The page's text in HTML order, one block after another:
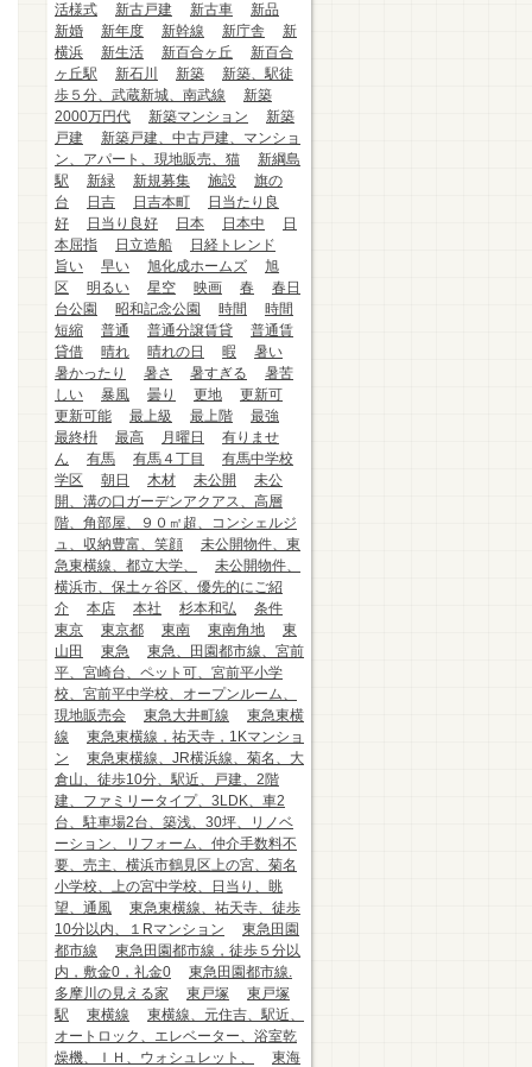
活様式
新古戸建 新古車
新品
新婚
新年度 新幹線 新庁舎
新
横浜
新生活 新百合ヶ丘
新百合
ヶ丘駅
新石川 新築
新築、駅徒
歩５分、武蔵新城、南武線
新築
2000万円代
新築マンション
新築
戸建
新築戸建、中古戸建、マンショ
ン、アパート、現地販売、猫
新綱島
駅
新緑 新規募集 施設
旗の
台
日吉 日吉本町
日当たり良
好
日当り良好 日本 日本中
日
本屈指
日立造船
日経トレンド
旨い
早い 旭化成ホームズ
旭
区
明るい 星空 映画 春
春日
台公園
昭和記念公園 時間
時間
短縮
普通 普通分譲賃貸
普通賃
貸借
晴れ 晴れの日 暇
暑い
暑かったり
暑さ 暑すぎる
暑苦
しい
暴風 曇り 更地
更新可
更新可能
最上級 最上階
最強
最終枡
最高 月曜日
有りませ
ん
有馬 有馬４丁目
有馬中学校
学区
朝日 木材 未公開
未公
開、溝の口ガーデンアクアス、高層
階、角部屋、９０㎡超、コンシェルジ
ュ、収納豊富、笑顔
未公開物件、東
急東横線、都立大学、
未公開物件、
横浜市、保土ヶ谷区、優先的にご紹
介
本店 本社 杉本和弘
条件
東京
東京都 東南 東南角地
東
山田
東急
東急、田園都市線、宮前
平、宮崎台、ペット可、宮前平小学
校、宮前平中学校、オープンルーム、
現地販売会
東急大井町線
東急東横
線
東急東横線，祐天寺，1Kマンショ
ン
東急東横線、JR横浜線、菊名、大
倉山、徒歩10分、駅近、戸建、2階
建、ファミリータイプ、3LDK、車2
台、駐車場2台、築浅、30坪、リノベ
ーション、リフォーム、仲介手数料不
要、売主、横浜市鶴見区上の宮、菊名
小学校、上の宮中学校、日当り、眺
望、通風
東急東横線、祐天寺、徒歩
10分以内、１Rマンション
東急田園
都市線
東急田園都市線，徒歩５分以
内，敷金0，礼金0
東急田園都市線.
多摩川の見える家
東戸塚
東戸塚
駅
東横線
東横線、元住吉、駅近、
オートロック、エレベーター、浴室乾
燥機、ＩＨ、ウォシュレット、
東海